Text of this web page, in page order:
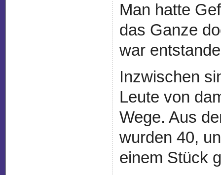
Man hatte
das Ganze
war
Inzwischen
Leute von
Wege. Aus
wurden 40,
einem Stück